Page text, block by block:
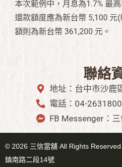
本次範例中，月息為1.7% 最
還款額度應為新台幣 5,100 元
額則為新台幣 361,200 元。
聯絡
地址：台中市沙鹿
電話：04-
FB Messenger：
© 2026 三信當舖 All Rights Reserved.
鎮南路二段14號